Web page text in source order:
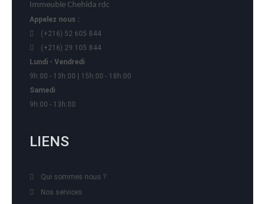
Immeuble Chehida rdc
Appelez nous :
(+216) 52 605 844
(+216) 29 105 844
Lundi - Vendredi
9h:00 - 13h:00 | 15h:00 - 18h:00
Samedi
9h:00 - 13h:00
LIENS
Qui sommes nous ?
Nos services